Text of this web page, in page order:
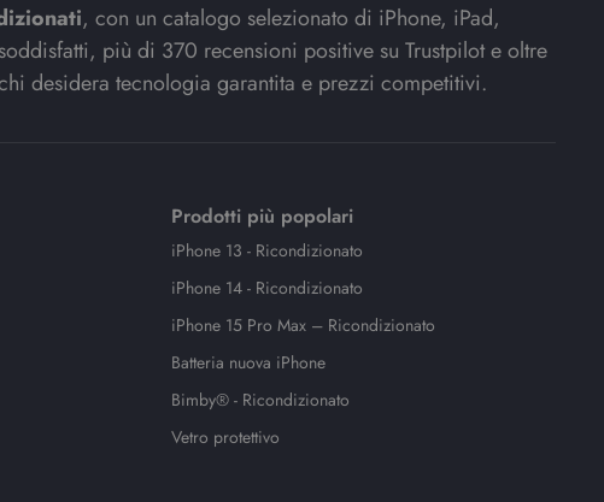
, con un catalogo selezionato di iPhone, iPad,
più di 370 recensioni positive su Trustpilot e oltre
desidera tecnologia garantita e prezzi competitivi.
Prodotti più popolari
iPhone 13 - Ricondizionato
iPhone 14 - Ricondizionato
iPhone 15 Pro Max – Ricondizionato
Batteria nuova iPhone
Bimby® - Ricondizionato
Vetro protettivo